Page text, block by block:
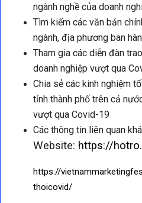
ngành nghề của doanh
Tìm kiếm các văn bản
ngành, địa phương ban
Tham gia các diễn đàn
doanh nghiệp vượt qua
Chia sẻ các kinh nghiệm
tỉnh thành phố trên cả
vượt qua Covid-19
Các thông tin liên quan
Website: https://
https://
thoicovid/